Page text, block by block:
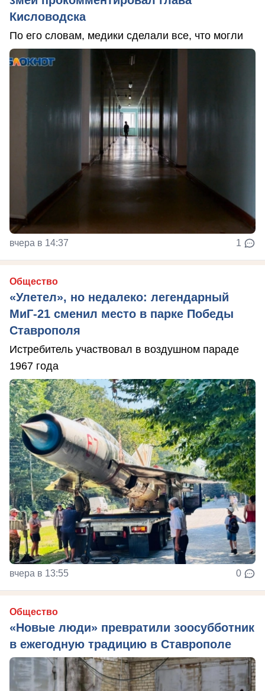
Кисловодска
По его словам, медики сделали все, что могли
вчера в 14:37 1
Общество
«Улетел», но недалеко: легендарный
МиГ-21 сменил место в парке Победы
Ставрополя
Истребитель участвовал в воздушном параде
1967 года
вчера в 13:55 0
Общество
«Новые люди» превратили зоосубботник
в ежегодную традицию в Ставрополе